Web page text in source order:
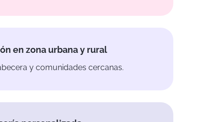
en zona urbana y rural
y comunidades cercanas.